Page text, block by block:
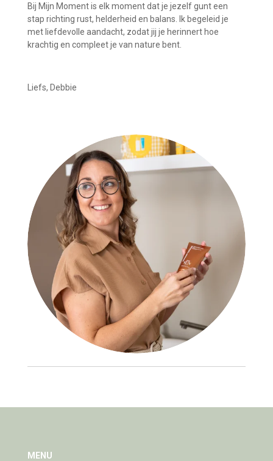
Bij Mijn Moment is elk moment dat je jezelf gunt een
stap richting rust, helderheid en balans. Ik begeleid je
met liefdevolle aandacht, zodat jij je herinnert hoe
krachtig en compleet je van nature bent.
Liefs, Debbie
MENU